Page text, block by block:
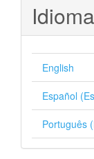
Idioma
English
Español
Português